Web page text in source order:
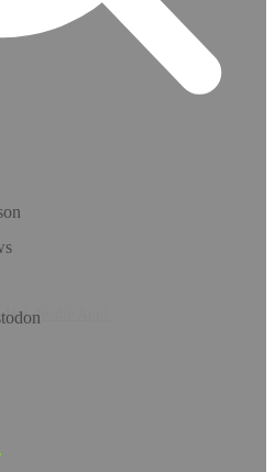
Hol dir die App!